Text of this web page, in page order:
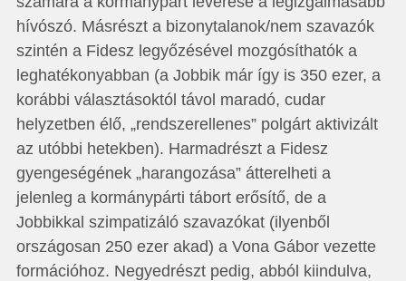
hívószó. Másrészt a bizonytalanok/nem szavazók
szintén a Fidesz legyőzésével mozgósíthatók a
leghatékonyabban (a Jobbik már így is 350 ezer, a
korábbi választásoktól távol maradó, cudar
helyzetben élő, „rendszerellenes” polgárt aktivizált
az utóbbi hetekben). Harmadrészt a Fidesz
gyengeségének „harangozása” átterelheti a
jelenleg a kormánypárti tábort erősítő, de a
Jobbikkal szimpatizáló szavazókat (ilyenből
országosan 250 ezer akad) a Vona Gábor vezette
formációhoz. Negyedrészt pedig, abból kiindulva,